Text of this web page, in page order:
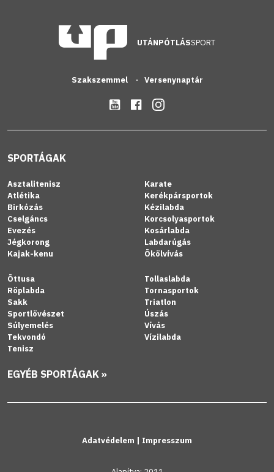
UTÁNPÓTLÁSSPORT
Szakszemmel Versenynaptár
SPORTÁGAK
Asztalitenisz
Atlétika
Birkózás
Cselgáncs
Evezés
Jégkorong
Kajak-kenu
Karate
Kerékpársportok
Kézilabda
Korcsolyasportok
Kosárlabda
Labdarúgás
Ökölvívás
Öttusa
Röplabda
Sakk
Sportlövészet
Súlyemelés
Tekvondó
Tenisz
Tollaslabda
Tornasportok
Triatlon
Úszás
Vívás
Vízilabda
EGYÉB SPORTÁGAK »
Adatvédelem | Impresszum